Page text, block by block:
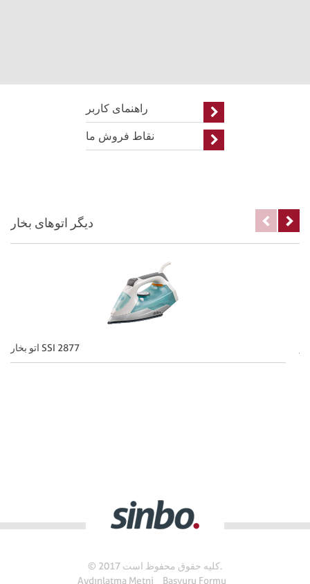
راهنمای کاربر
نقاط فروش ما
دیگر اتوهای بخار
اتو بخار SSI 2877
© 2017 کلیه حقوق محفوظ است.
Aydınlatma Metni
Başvuru Formu